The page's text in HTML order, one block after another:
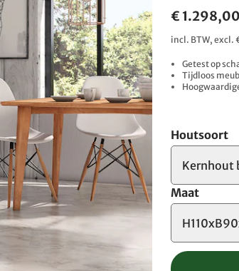
€ 1.298,00
incl. BTW,
Getest op
Tijdloos
Houtsoort
Kernhout
Maat